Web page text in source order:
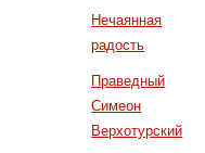
Нечаянная
радость
Праведный
Симеон
Верхотурский